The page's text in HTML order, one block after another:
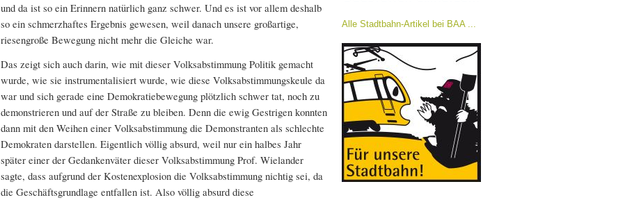
und da ist so ein Erinnern natürlich ganz schwer. Und es ist vor allem deshalb
so ein schmerzhaftes Ergebnis gewesen, weil danach unsere großartige,
riesengroße Bewegung nicht mehr die Gleiche war.
Das zeigt sich auch darin, wie mit dieser Volksabstimmung Politik gemacht
wurde, wie sie instrumentalisiert wurde, wie diese Volksabstimmungskeule da
war und sich gerade eine Demokratiebewegung plötzlich schwer tat, noch zu
demonstrieren und auf der Straße zu bleiben. Denn die ewig Gestrigen konnten
dann mit den Weihen einer Volksabstimmung die Demon­stranten als schlechte
Demokraten darstellen. Eigentlich völlig absurd, weil nur ein halbes Jahr
später einer der Gedankenväter dieser Volksabstimmung Prof. Wielander
sagte, dass aufgrund der Kostenexplosion die Volksabstimmung nichtig sei, da
die Geschäftsgrundlage entfallen ist. Also völlig absurd diese
Alle Stadtbahn-Artikel bei BAA ...